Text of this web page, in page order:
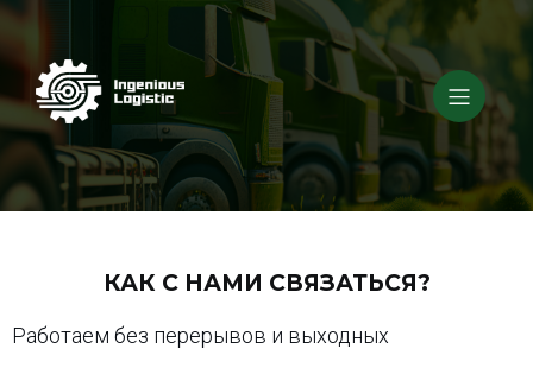
КАК С НАМИ СВЯЗАТЬСЯ?
Работаем без перерывов и выходных